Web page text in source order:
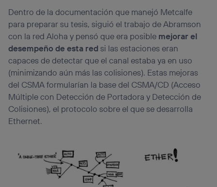
Dentro de la documentación que manejó Metcalfe
para preparar su tesis, siguió el trabajo de Abramson
con la red Aloha y pensó que era posible mejorar el
desempeño de esta redsi las estaciones eran
capaces de detectar que el canal estaba ya en uso
(minimizando aún más las colisiones). Estas mejoras
del CSMA formularían la base del CSMA/CD (Acceso
Múltiple con Detección de Portadora y Detección de
Colisiones), el protocolo sobre el que se desarrolla
Ethernet.